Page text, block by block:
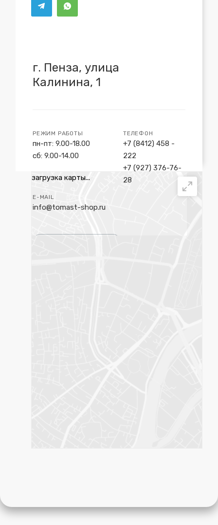
г. Пенза, улица
Калинина, 1
РЕЖИМ РАБОТЫ
пн-пт: 9.00-18.00
сб: 9.00-14.00
ТЕЛЕФОН
+7 (8412) 458 -
222
+7 (927) 376-76-
28
E-MAIL
info@tomast-shop.ru
загрузка карты...